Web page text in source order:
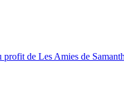
de Les Amies de